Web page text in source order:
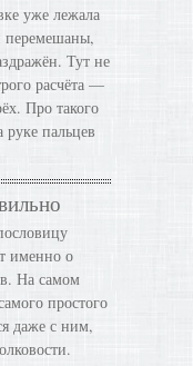
уже лежала
перемешаны,
Тут не
расчёта —
Про такого
руке пальцев
именно о
На самом
простого
даже с ним,